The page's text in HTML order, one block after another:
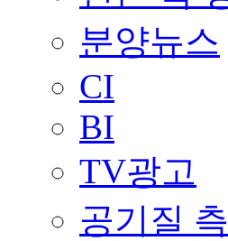
분양뉴스
CI
BI
TV광고
공기질